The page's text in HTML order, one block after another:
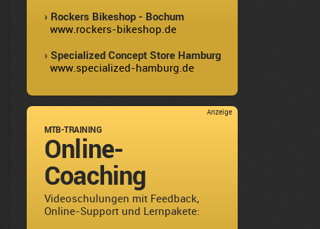
› Rockers Bikeshop - Bochum
www.rockers-bikeshop.de
› Specialized Concept Store Hamburg
www.specialized-hamburg.de
Anzeige
MTB-TRAINING
Online-
Coaching
Videoschulungen mit Feedback,
Online-Support und Lernpakete: